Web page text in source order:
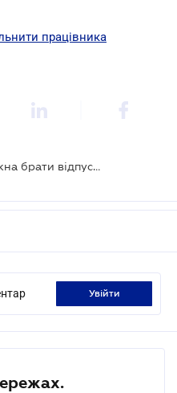
працівника
У Держпраці пояснили, чи можна брати відпустку наперед
увійти